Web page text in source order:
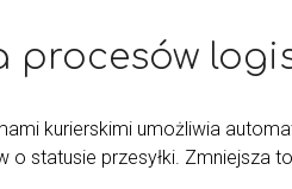
procesów
kurierskimi umożliwia
statusie przesyłki. Zmniejsza